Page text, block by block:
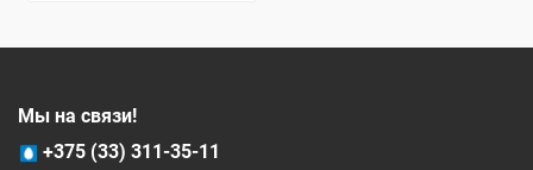
Мы на связи!
+375 (33) 311-35-11